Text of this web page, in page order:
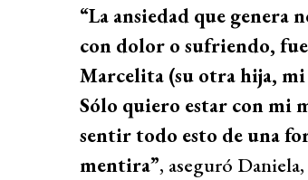
“La ansiedad que genera
con dolor o sufriendo,
Marcelita (su otra hija, mi
Sólo quiero estar con mi
sentir todo esto de una
mentira”, aseguró